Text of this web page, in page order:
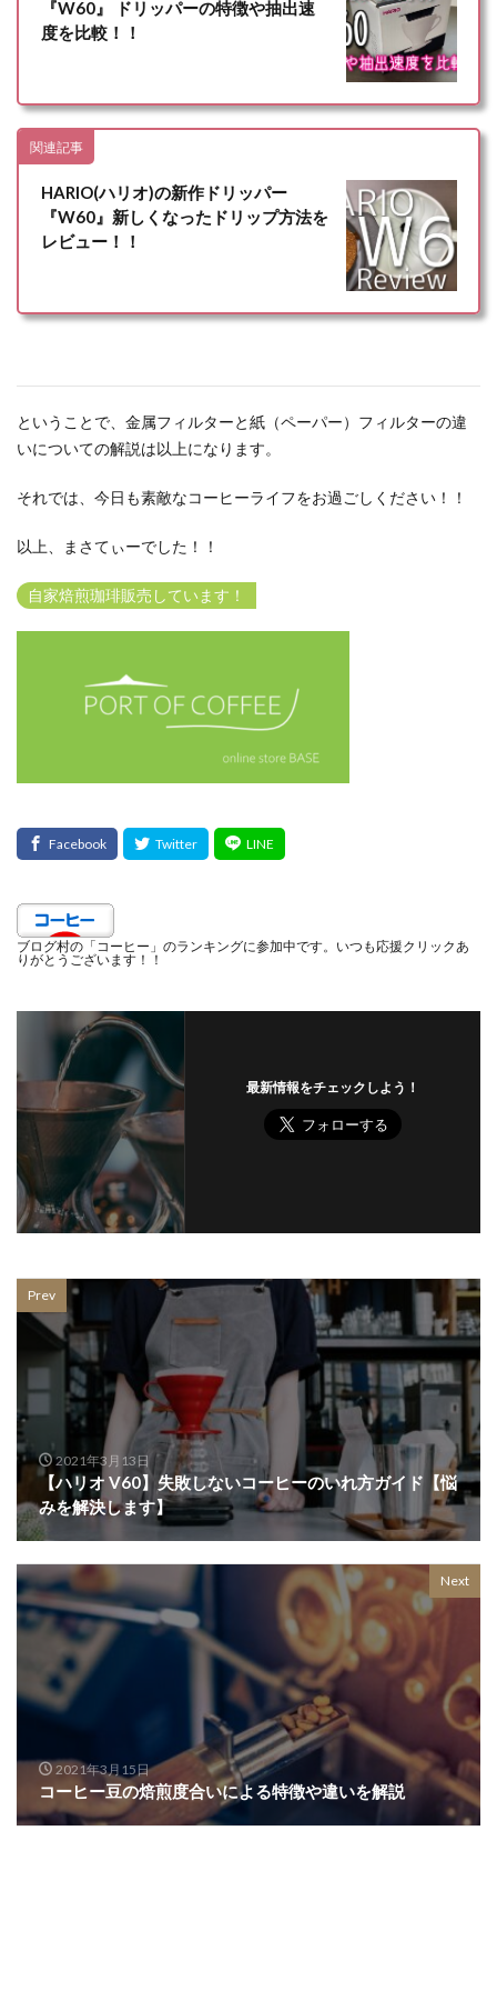
『W60』 ドリッパーの特徴や抽出速
度を比較！！
関連記事
HARIO(ハリオ)の新作ドリッパー
『W60』新しくなったドリップ方法を
レビュー！！
ということで、金属フィルターと紙（ペーパー）フィルターの違
いについての解説は以上になります。
それでは、今日も素敵なコーヒーライフをお過ごしください！！
以上、まさてぃーでした！！
自家焙煎珈琲販売しています！
ブログ村の「コーヒー」のランキングに参加中です。いつも応援クリックあ
りがとうございます！！
最新情報をチェックしよう！
Prev
2021年3月13日
【ハリオ V60】失敗しないコーヒーのいれ方ガイド【悩
みを解決します】
Next
2021年3月15日
コーヒー豆の焙煎度合いによる特徴や違いを解説